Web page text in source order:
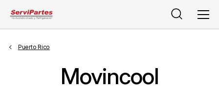
Buscar
Puerto Rico
Movincool